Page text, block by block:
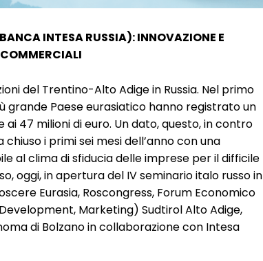
INTESA RUSSIA): INNOVAZIONE E
del Trentino-Alto Adige in Russia. Nel primo
grande Paese eurasiatico hanno registrato un
47 milioni di euro. Un dato, questo, in contro
i primi sei mesi dell’anno con una
al clima di sfiducia delle imprese per il difficile
oggi, in apertura del IV seminario italo russo in
Eurasia, Roscongress, Forum Economico
Marketing) Sudtirol Alto Adige,
di Bolzano in collaborazione con Intesa